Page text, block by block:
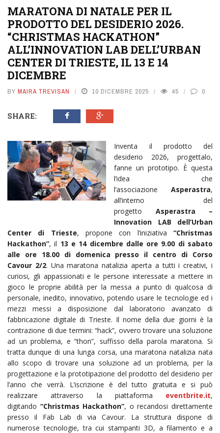
MARATONA DI NATALE PER IL
PRODOTTO DEL DESIDERIO 2026.
“CHRISTMAS HACKATHON”
ALL’INNOVATION LAB DELL’URBAN
CENTER DI TRIESTE, IL 13 E 14
DICEMBRE
BY MAIRA TREVISAN 10 DICEMBRE 2025 45 0
SHARE:
Inventa il prodotto del
desiderio 2026, progettalo,
fanne un prototipo. È questa
l’idea che
l’associazione Asperastra,
all’interno del
progetto Asperastra –
Innovation LAB dell’Urban
Center di Trieste, propone con l’iniziativa“Christmas
Hackathon”, il 13 e 14 dicembre dalle ore 9.00 di sabato
alle ore 18.00 di domenica presso il centro di Corso
Cavour 2/2. Una maratona natalizia aperta a tutti i creativi, i
curiosi, gli appassionati e le persone interessate a mettere in
gioco le proprie abilità per la messa a punto di qualcosa di
personale, inedito, innovativo, potendo usare le tecnologie ed i
mezzi messi a disposizione dal laboratorio avanzato di
fabbricazione digitale di Trieste. Il nome della due giorni è la
contrazione di due termini: “hack”, ovvero trovare una soluzione
ad un problema, e “thon”, suffisso della parola maratona. Si
tratta dunque di una lunga corsa, una maratona natalizia nata
allo scopo di trovare una soluzione ad un problema, per la
progettazione e la prototipazione del prodotto del desiderio per
l’anno che verrà. L’iscrizione è del tutto gratuita e si può
realizzare attraverso la piattaforma eventbrite.it,
digitando “Christmas Hackathon”, o recandosi direttamente
presso il Fab Lab di via Cavour. La struttura dispone di
numerose tecnologie, tra cui stampanti 3D, a filamento e a